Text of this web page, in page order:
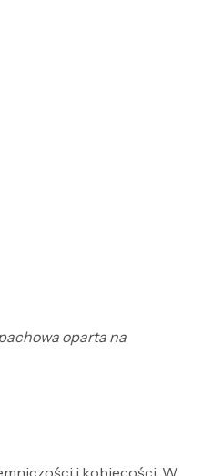
oparta na
i kobiecości. W